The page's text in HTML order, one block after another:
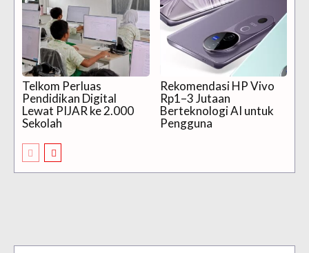
Telkom Perluas
Pendidikan Digital
Lewat PIJAR ke 2.000
Sekolah
Rekomendasi HP Vivo
Rp1–3 Jutaan
Berteknologi AI untuk
Pengguna